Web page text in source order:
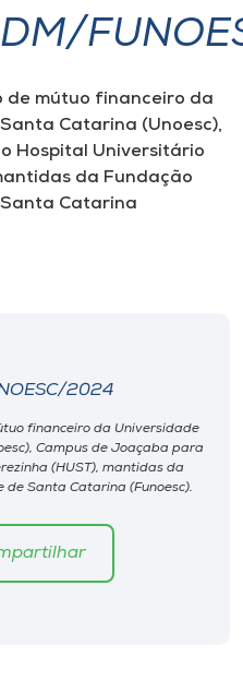
mútuo financeiro da
Catarina (Unoesc),
Hospital Universitário
da Fundação
Catarina
2024
financeiro da Universidade
Campus de Joaçaba para
(HUST), mantidas da
de Santa Catarina (Funoesc).